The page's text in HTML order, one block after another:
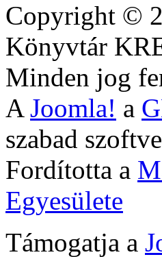
Copyright ©
Könyvtár
Minden jog
A Joomla! a
szabad
Fordította a
Egyesülete
Támogatja a